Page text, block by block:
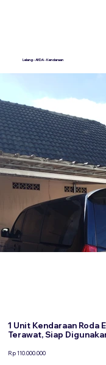
1 Unit Kendaraan Roda
Terawat, Siap
Rp 110.000.000
Lelang • AYDA • Kendaraan